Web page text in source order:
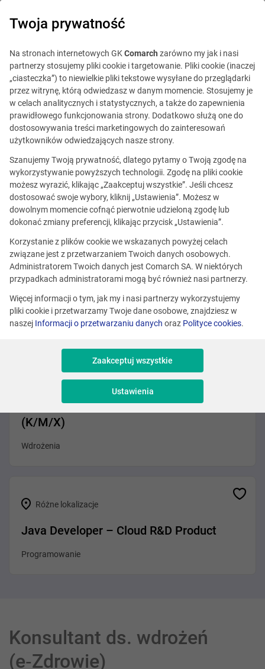
Ta oferta jest już
nieaktualna.
Zobacz podobne oferty
Kraków
Program Manager (Loyalty Sector)
Sprzedaż i Consulting
Różne lokalizacje
Konsultant ds. Wdrożeń EDI / e-Invoicing
(K/M/X)
Wdrożenia
Różne lokalizacje
Java Developer – Cloud R&D Product
Programowanie
Konsultant ds. wdrożeń
(e‑Zdrowie)
Twoja prywatność
Na stronach internetowych GKComarch zarówno my jak i nasi
partnerzy stosujemy pliki cookie i targetowanie. Pliki cookie (inaczej
„ciasteczka”) to niewielkie pliki tekstowe wysyłane do przeglądarki
przez witrynę, którą odwiedzasz w danym momencie. Stosujemy je
w celach analitycznych i statystycznych, a także do zapewnienia
prawidłowego funkcjonowania strony. Dodatkowo służą one do
dostosowywania treści marketingowych do zainteresowań
użytkowników odwiedzających nasze strony.
Szanujemy Twoją prywatność, dlatego pytamy o Twoją zgodę na
wykorzystywanie powyższych technologii. Zgodę na pliki cookie
możesz wyrazić, klikając „Zaakceptuj wszystkie”. Jeśli chcesz
dostosować swoje wybory, kliknij „Ustawienia”. Możesz w
dowolnym momencie cofnąć pierwotnie udzieloną zgodę lub
dokonać zmiany preferencji, klikając przycisk „Ustawienia”.
Korzystanie z plików cookie we wskazanych powyżej celach
związane jest z przetwarzaniem Twoich danych osobowych.
Administratorem Twoich danych jest Comarch SA. W niektórych
przypadkach administratorami mogą być również nasi partnerzy.
Więcej informacji o tym, jak my i nasi partnerzy wykorzystujemy
pliki cookie i przetwarzamy Twoje dane osobowe, znajdziesz w
naszej Informacji o przetwarzaniu danych oraz Polityce cookies.
Zaakceptuj wszystkie
Ustawienia